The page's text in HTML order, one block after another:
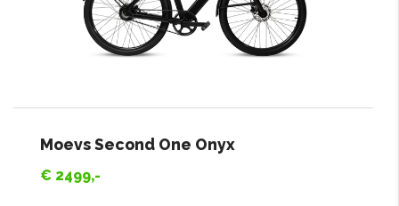
Moevs Second One Onyx
€ 2499,-